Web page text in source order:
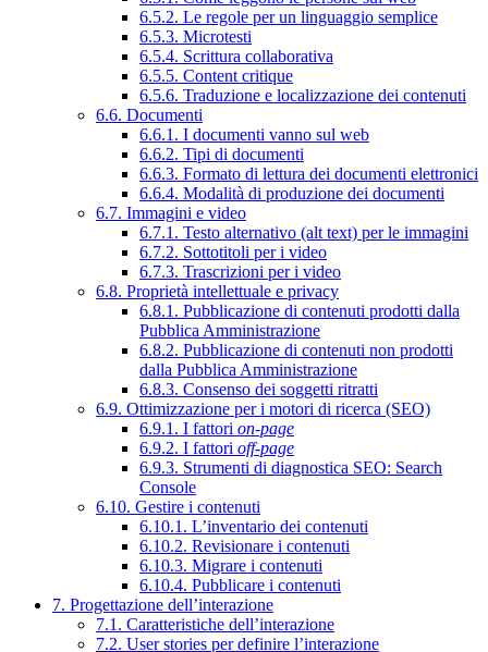
6.5.2. Le regole per un linguaggio semplice
6.5.3. Microtesti
6.5.4. Scrittura collaborativa
6.5.5. Content critique
6.5.6. Traduzione e localizzazione dei contenuti
6.6. Documenti
6.6.1. I documenti vanno sul web
6.6.2. Tipi di documenti
6.6.3. Formato di lettura dei documenti elettronici
6.6.4. Modalità di produzione dei documenti
6.7. Immagini e video
6.7.1. Testo alternativo (alt text) per le immagini
6.7.2. Sottotitoli per i video
6.7.3. Trascrizioni per i video
6.8. Proprietà intellettuale e privacy
6.8.1. Pubblicazione di contenuti prodotti dalla
Pubblica Amministrazione
6.8.2. Pubblicazione di contenuti non prodotti
dalla Pubblica Amministrazione
6.8.3. Consenso dei soggetti ritratti
6.9. Ottimizzazione per i motori di ricerca (SEO)
6.9.1. I fattori on-page
6.9.2. I fattori off-page
6.9.3. Strumenti di diagnostica SEO: Search
Console
6.10. Gestire i contenuti
6.10.1. L’inventario dei contenuti
6.10.2. Revisionare i contenuti
6.10.3. Migrare i contenuti
6.10.4. Pubblicare i contenuti
7. Progettazione dell’interazione
7.1. Caratteristiche dell’interazione
7.2. User stories per definire l’interazione